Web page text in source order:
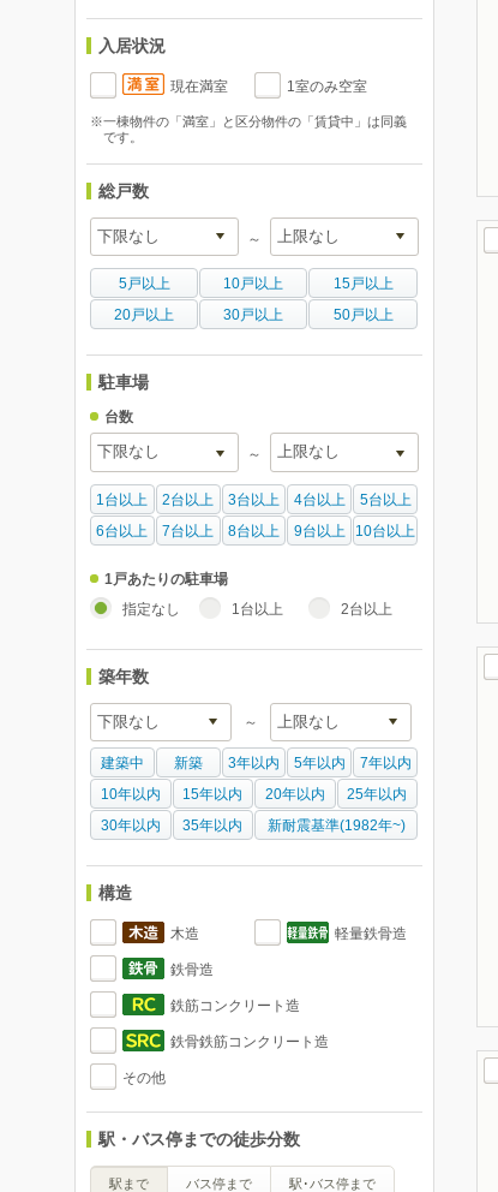
入居状況
現在満室 1室のみ空室
※一棟物件の「満室」と区分物件の「賃貸中」は同義
です。
総戸数
～
5戸以上 10戸以上
15戸以上
20戸以上
30戸以上 50戸以上
駐車場
台数
～
1台以上 2台以上 3台以上 4台以上
5台以上
6台以上
7台以上 8台以上 9台以上 10台以上
1戸あたりの駐車場
指定なし 1台以上 2台以上
築年数
～
建築中 新築 3年以内 5年以内
7年以内
10年以内
15年以内 20年以内
25年以内
30年以内
35年以内 新耐震基準(1982年~)
構造
木造 軽量鉄骨造
鉄骨造
鉄筋コンクリート造
鉄骨鉄筋コンクリート造
その他
駅・バス停までの徒歩分数
駅まで バス停まで 駅･バス停まで